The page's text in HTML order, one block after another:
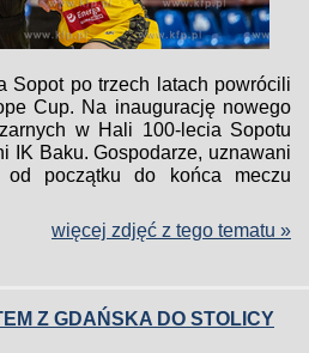
Sopot po trzech latach powrócili
Cup. Na inaugurację nowego
w Hali 100-lecia Sopotu
IK Baku. Gospodarze, uznawani
początku do końca meczu
więcej zdjęć z tego tematu »
Z GDAŃSKA DO STOLICY